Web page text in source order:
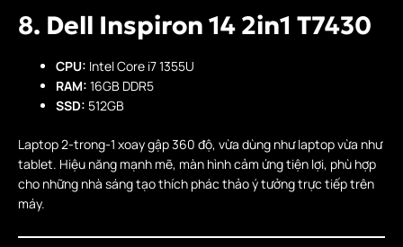
8. Dell Inspiron 14 2in1 T7430
CPU: Intel Core i7 1355U
RAM: 16GB DDR5
SSD: 512GB
Laptop 2-trong-1 xoay gập 360 độ, vừa dùng như laptop vừa như
tablet. Hiệu năng mạnh mẽ, màn hình cảm ứng tiện lợi, phù hợp
cho những nhà sáng tạo thích phác thảo ý tưởng trực tiếp trên
máy.